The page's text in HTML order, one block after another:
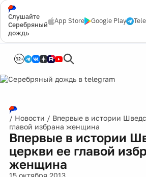
Слушайте
Серебряный
дождь
App Store Google Play
12+
/ Новости / Впервые в истории
главой избрана женщина
Впервые в истории
церкви ее главой
женщина